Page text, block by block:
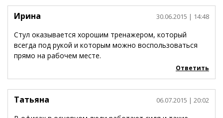
Ирина 30.06.2015 | 14:48
Стул оказывается хорошим тренажером, который
всегда под рукой и которым можно воспользоваться
прямо на рабочем месте.
Ответить
Татьяна 06.07.2015 | 20:02